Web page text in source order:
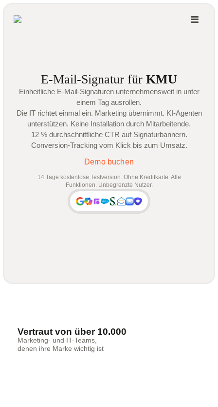
E-Mail-Signatur für KMU
Einheitliche E-Mail-Signaturen unternehmensweit in unter
einem Tag ausrollen.
Die IT richtet einmal ein. Marketing übernimmt. KI-Agenten
unterstützen. Keine Installation durch Mitarbeitende.
12 % durchschnittliche CTR auf Signaturbannern.
Conversion-Tracking vom Klick bis zum Umsatz.
Demo buchen
14 Tage kostenlose Testversion. Ohne Kreditkarte. Alle
Funktionen. Unbegrenzte Nutzer.
Vertraut von über 10.000
Marketing- und IT-Teams,
denen ihre Marke wichtig ist